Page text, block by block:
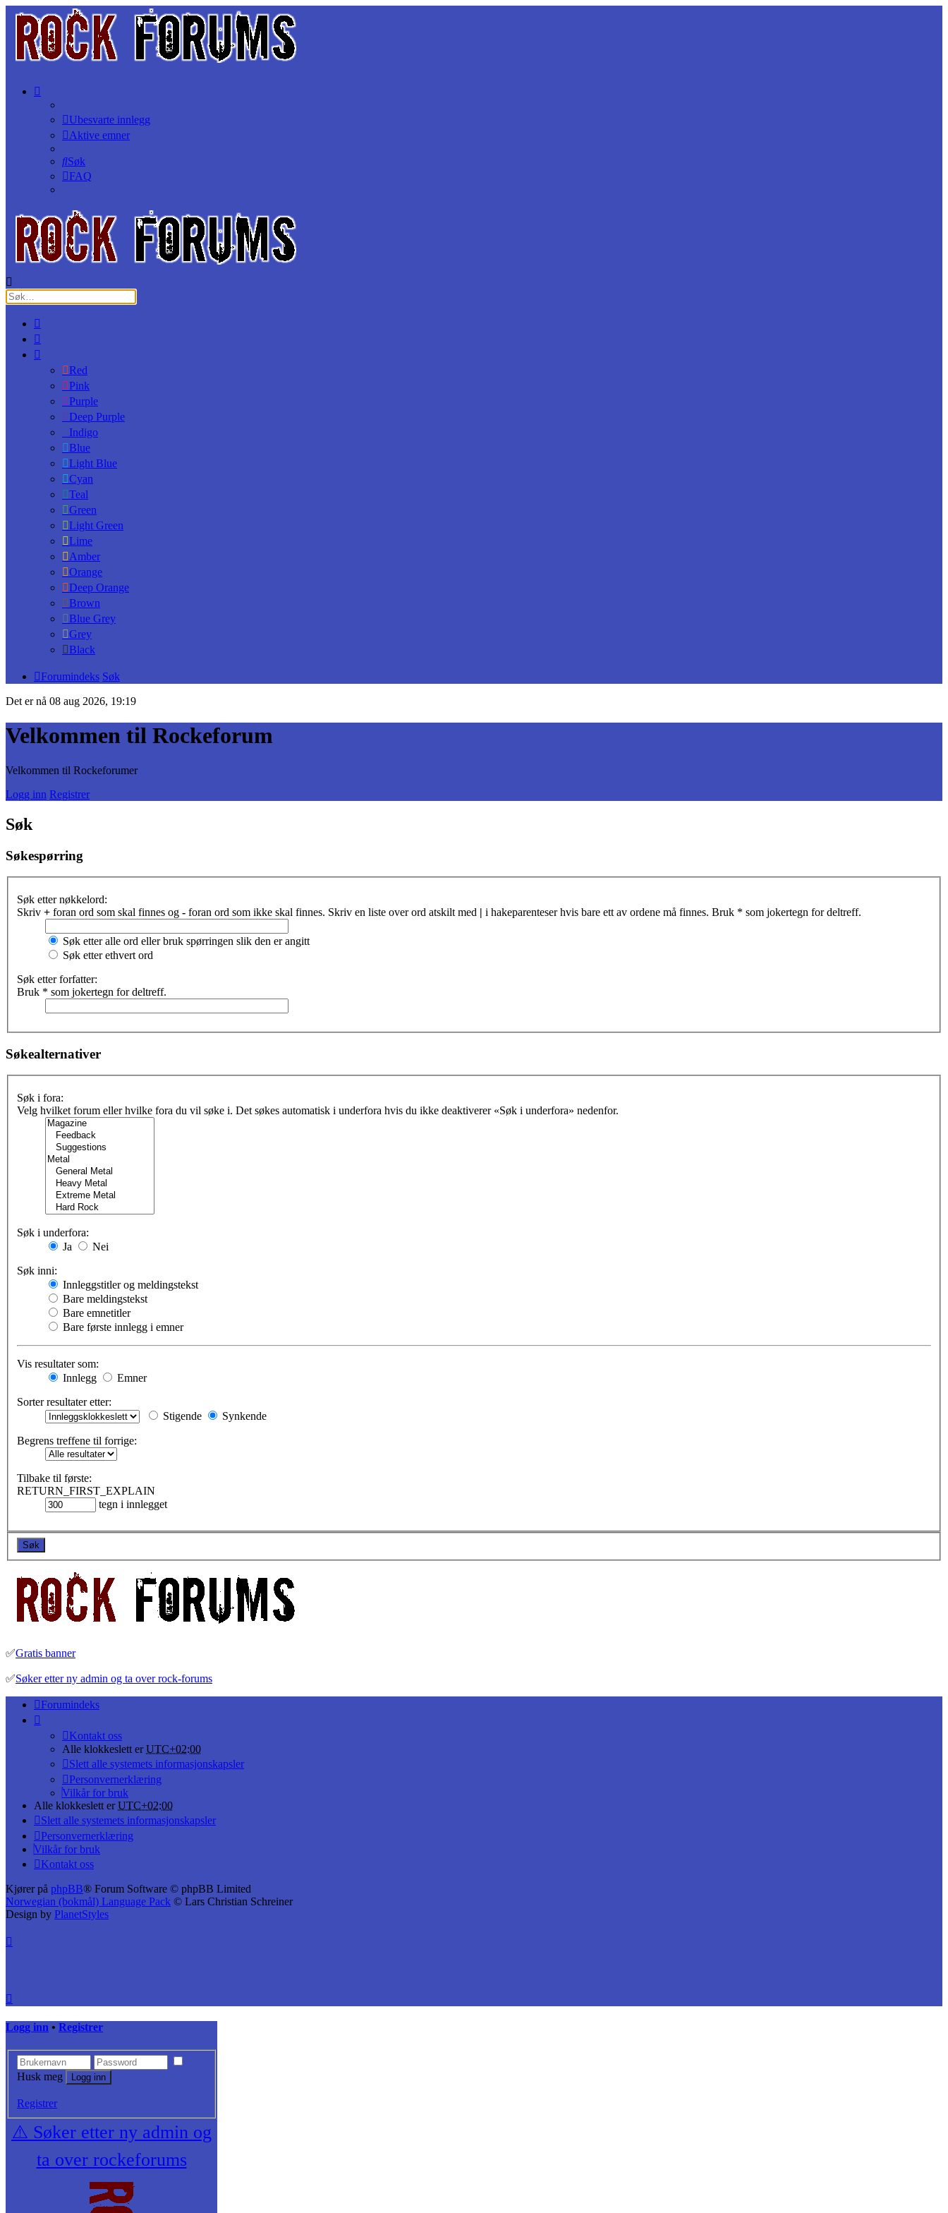
Ubesvarte innlegg
Aktive emner
Søk
FAQ
Red
Pink
Purple
Deep Purple
Indigo
Blue
Light Blue
Cyan
Teal
Green
Light Green
Lime
Amber
Orange
Deep Orange
Brown
Blue Grey
Grey
Black
Forumindeks Søk
Det er nå 08 aug 2026, 19:19
Velkommen til Rockeforum
Velkommen til Rockeforumer
Logg inn Registrer
Søk
Søkespørring
Søk etter nøkkelord:
Skriv + foran ord som skal finnes og - foran ord som ikke skal finnes. Skriv en liste over ord atskilt med | i hakeparenteser hvis bare ett av ordene må finnes. Bruk * som jokertegn for deltreff.
Søk etter alle ord eller bruk spørringen slik den er angitt
Søk etter ethvert ord
Søk etter forfatter:
Bruk * som jokertegn for deltreff.
Søkealternativer
Søk i fora:
Velg hvilket forum eller hvilke fora du vil søke i. Det søkes automatisk i underfora hvis du ikke deaktiverer «Søk i underfora» nedenfor.
Søk i underfora:
Ja
Nei
Søk inni:
Innleggstitler og meldingstekst
Bare meldingstekst
Bare emnetitler
Bare første innlegg i emner
Vis resultater som:
Innlegg
Emner
Sorter resultater etter:
Stigende
Synkende
Begrens treffene til forrige:
Tilbake til første:
RETURN_FIRST_EXPLAIN
tegn i innlegget
✅Gratis banner
✅Søker etter ny admin og ta over rock-forums
Forumindeks
Kontakt oss
Alle klokkeslett erUTC+02:00
Slett alle systemets informasjonskapsler
Personvernerklæring
Vilkår for bruk
Alle klokkeslett erUTC+02:00
Slett alle systemets informasjonskapsler
Personvernerklæring
Vilkår for bruk
Kontakt oss
Kjører på phpBB® Forum Software © phpBB Limited
Norwegian (bokmål) Language Pack © Lars Christian Schreiner
Design by PlanetStyles
Logg inn • Registrer
Husk meg
Registrer
⚠️ Søker etter ny admin og
ta over rockeforums